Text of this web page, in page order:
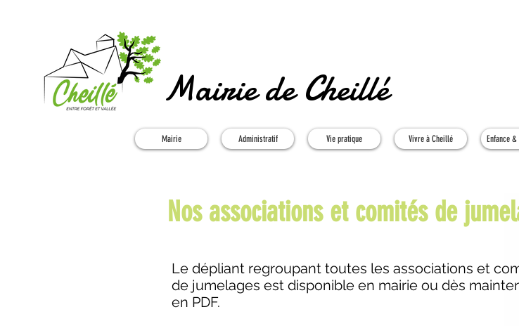
Mairie de Cheillé
Mairie Administratif Vie pratique Vivre à Cheillé Enfance
Nos associations et comités de
Le dépliant regroupant toutes les associations et
de jumelages est disponible en mairie ou dès
en PDF.